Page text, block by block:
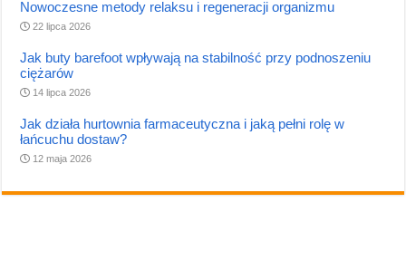
Nowoczesne metody relaksu i regeneracji organizmu
22 lipca 2026
Jak buty barefoot wpływają na stabilność przy podnoszeniu
ciężarów
14 lipca 2026
Jak działa hurtownia farmaceutyczna i jaką pełni rolę w
łańcuchu dostaw?
12 maja 2026